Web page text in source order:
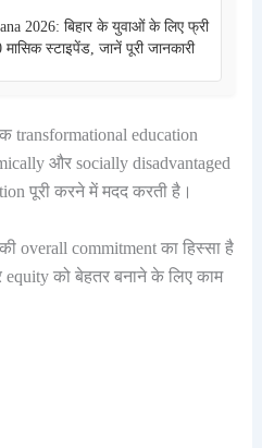
2026: बिहार के युवाओं के लिए फ्री
स्टाइपेंड, जानें पूरी जानकारी
transformational education
और socially disadvantaged
पूरी करने में मदद करती है।
overall commitment का हिस्सा है
equity को बेहतर बनाने के लिए काम